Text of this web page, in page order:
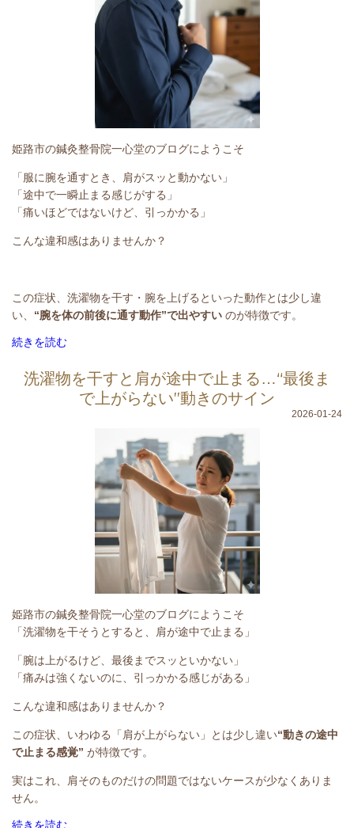
姫路市の鍼灸整骨院一心堂のブログにようこそ
「服に腕を通すとき、肩がスッと動かない」
「途中で一瞬止まる感じがする」
「痛いほどではないけど、引っかかる」
こんな違和感はありませんか？
この症状、洗濯物を干す・腕を上げるといった動作とは少し違
い、 “腕を体の前後に通す動作”で出やすい のが特徴です。
続きを読む
洗濯物を干すと肩が途中で止まる…“最後ま
で上がらない”動きのサイン
2026-01-24
姫路市の鍼灸整骨院一心堂のブログにようこそ
「洗濯物を干そうとすると、肩が途中で止まる」
「腕は上がるけど、最後までスッといかない」
「痛みは強くないのに、引っかかる感じがある」
こんな違和感はありませんか？
この症状、いわゆる「肩が上がらない」とは少し違い“動きの途中
で止まる感覚” が特徴です。
実はこれ、肩そのものだけの問題ではないケースが少なくありま
せん。
続きを読む